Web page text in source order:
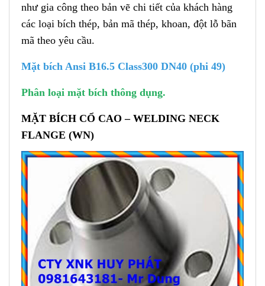
như gia công theo bản vẽ chi tiết của khách hàng
các loại bích thép, bản mã thép, khoan, đột lỗ bãn
mã theo yêu cầu.
Mặt bích Ansi B16.5 Class300 DN40 (phi 49)
Phân loại mặt bích thông dụng.
MẶT BÍCH CỔ CAO – WELDING NECK
FLANGE (WN)